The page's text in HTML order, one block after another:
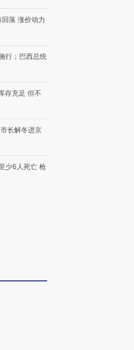
落 涨价动力
行；巴西总统
存充足 但不
长解冬进京
少6人死亡 枪